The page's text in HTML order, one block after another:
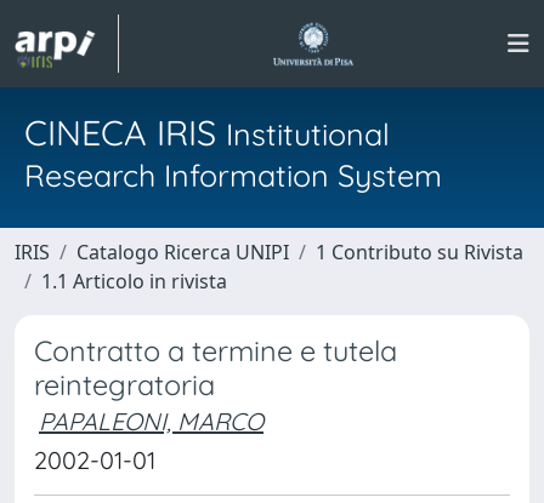
CINECA IRIS Institutional
Research Information System
IRIS Catalogo Ricerca UNIPI
1 Contributo su Rivista
1.1 Articolo in rivista
Contratto a termine e tutela
reintegratoria
PAPALEONI, MARCO
2002-01-01